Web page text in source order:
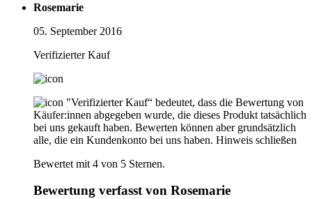
Rosemarie
05. September 2016
Verifizierter Kauf
"Verifizierter Kauf“ bedeutet, dass die Bewertung von
Käufer:innen abgegeben wurde, die dieses Produkt tatsächlich
bei uns gekauft haben. Bewerten können aber grundsätzlich
alle, die ein Kundenkonto bei uns haben. Hinweis schließen
Bewertet mit 4 von 5 Sternen.
Bewertung verfasst von Rosemarie